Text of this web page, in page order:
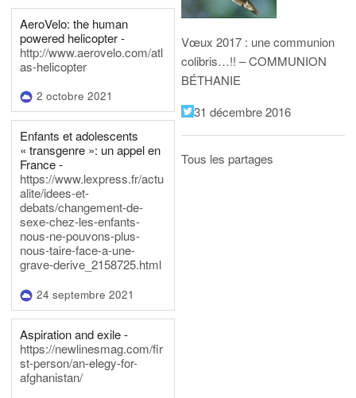
AeroVelo: the human
powered helicopter -
http://www.aerovelo.com/atl
as-helicopter
2 octobre 2021
Enfants et adolescents
« transgenre »: un appel en
France -
https://www.lexpress.fr/actu
alite/idees-et-
debats/changement-de-
sexe-chez-les-enfants-
nous-ne-pouvons-plus-
nous-taire-face-a-une-
grave-derive_2158725.html
24 septembre 2021
Aspiration and exile -
https://newlinesmag.com/fir
st-person/an-elegy-for-
afghanistan/
Vœux 2017 : une communion
colibris…!! – COMMUNION
BÉTHANIE
31 décembre 2016
Tous les partages